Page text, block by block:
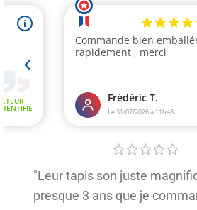
"Leur tapis son juste
presque 3 ans que je